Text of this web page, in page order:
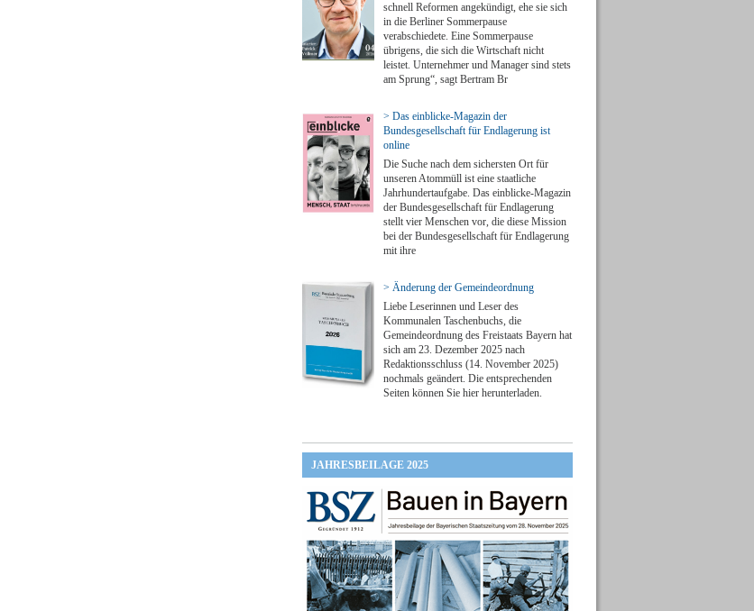
schnell Reformen angekündigt, ehe sie sich
in die Berliner Sommerpause
verabschiedete. Eine Sommerpause
übrigens, die sich die Wirtschaft nicht
leistet. Unternehmer und Manager sind stets
am Sprung“, sagt Bertram Br
> Das einblicke-Magazin der
Bundesgesellschaft für Endlagerung ist
online
Die Suche nach dem sichersten Ort für
unseren Atommüll ist eine staatliche
Jahrhundertaufgabe. Das einblicke-Magazin
der Bundesgesellschaft für Endlagerung
stellt vier Menschen vor, die diese Mission
bei der Bundesgesellschaft für Endlagerung
mit ihre
> Änderung der Gemeindeordnung
Liebe Leserinnen und Leser des
Kommunalen Taschenbuchs, die
Gemeindeordnung des Freistaats Bayern hat
sich am 23. Dezember 2025 nach
Redaktionsschluss (14. November 2025)
nochmals geändert. Die entsprechenden
Seiten können Sie hier herunterladen.
JAHRESBEILAGE 2025